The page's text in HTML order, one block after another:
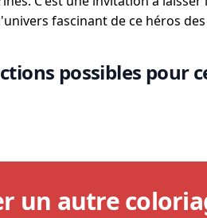
fascinant de ce héros
possibles pour
de coeurs
un autre